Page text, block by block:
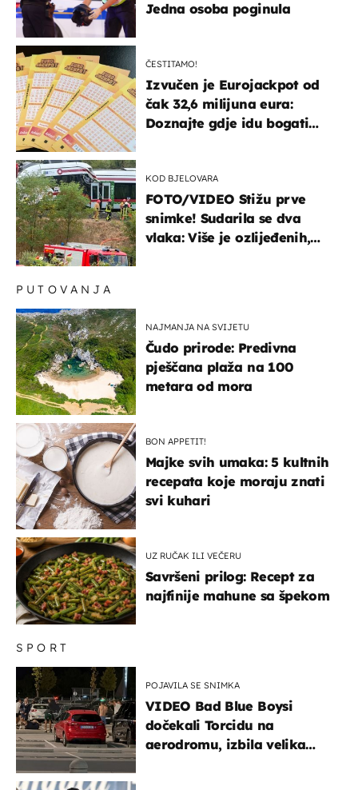
Jedna osoba poginula
ČESTITAMO!
Izvučen je Eurojackpot od
čak 32,6 milijuna eura:
Doznajte gdje idu bogati
KOD BJELOVARA
FOTO/VIDEO Stižu prve
snimke! Sudarila se dva
vlaka: Više je ozlijeđenih,
SPORT
POJAVILA SE SNIMKA
VIDEO Bad Blue Boysi
dočekali Torcidu na
aerodromu, izbila velika
PUTOVANJA
NAJMANJA NA SVIJETU
Čudo prirode: Predivna
pješčana plaža na 100
metara od mora
BON APPETIT!
Majke svih umaka: 5 kultnih
recepata koje moraju znati
svi kuhari
UZ RUČAK ILI VEČERU
Savršeni prilog: Recept za
najfinije mahune sa špekom